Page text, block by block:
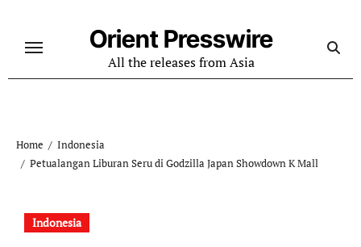
content
Orient Presswire
All the releases from Asia
Home
Indonesia
Petualangan Liburan Seru di Godzilla Japan Showdown K Mall
Indonesia